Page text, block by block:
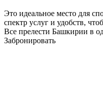
Это идеальное место для
спектр услуг и удобств,
Все прелести Башкирии в
Забронировать